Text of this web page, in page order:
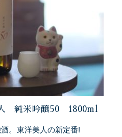
純米吟醸50 1800ml
。東洋美人の新定番!